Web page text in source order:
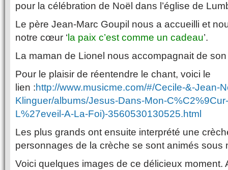
pour la célébration de Noël dans l’église de
Le père Jean-Marc Goupil nous a accueilli et
notre cœur ‘ la paix c’est comme un cadeau’.
La maman de Lionel nous accompagnait de
Pour le plaisir de réentendre le chant, voici le
lien :http://www.musicme.com/#/Cecile-&-Jean-
Klinguer/albums/Jesus-Dans-Mon-
L%27eveil-A-La-Foi)-3560530130525.html
Les plus grands ont ensuite interprété une
personnages de la crèche se sont animés sous
Voici quelques images de ce délicieux moment.